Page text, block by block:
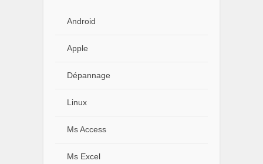
Android
Apple
Dépannage
Linux
Ms Access
Ms Excel